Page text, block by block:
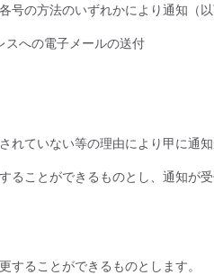
の方法のいずれかにより通知（
スへの電子メールの送付
ていない等の理由により甲に通
ることができるものとし、通知
ることができるものとします。